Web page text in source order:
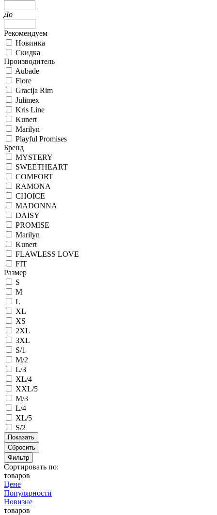
До
Рекомендуем
Новинка
Скидка
Производитель
Aubade
Fiore
Gracija Rim
Julimex
Kris Line
Kunert
Marilyn
Playful Promises
Бренд
MYSTERY
SWEETHEART
COMFORT
RAMONA
CHOICE
MADONNA
DAISY
PROMISE
Marilyn
Kunert
FLAWLESS LOVE
FIT
Размер
S
M
L
XL
XS
2XL
3XL
S/1
M/2
L/3
XL/4
XXL/5
M/3
L/4
XL/5
S/2
Сбросить
Фильтр
Сортировать по:
товаров
Цене
Популярности
Новизне
товаров